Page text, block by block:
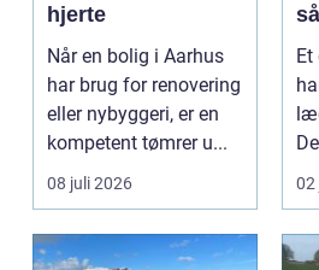
hjerte
Når en bolig i Aarhus
har brug for renovering
eller nybyggeri, er en
kompetent tømrer u...
08 juli 2026 02